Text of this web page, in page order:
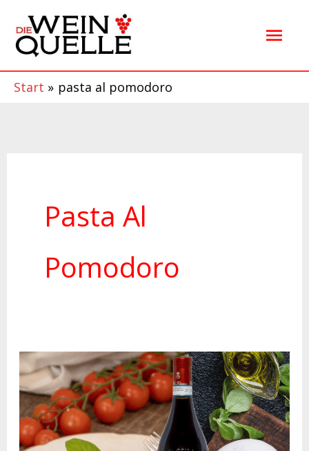
Inhalt
springen
Start pasta al pomodoro
Pasta Al
Pomodoro
Rezept:
Pasta
al
Pomodoro